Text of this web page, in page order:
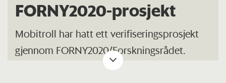
kommersialiseringsaktører.
FORNY2020-prosjekt
Mobitroll har hatt ett verifiseringsprosjekt
gjennom FORNY2020/Forskningsrådet.